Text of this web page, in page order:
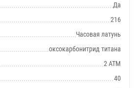
Да
216
Часовая латунь
оксокарбонитрид титана
2 АТМ
40